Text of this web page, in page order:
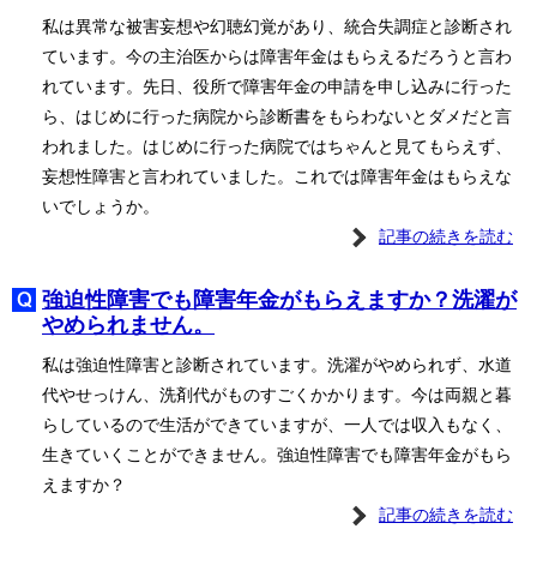
私は異常な被害妄想や幻聴幻覚があり、統合失調症と診断され
ています。今の主治医からは障害年金はもらえるだろうと言わ
れています。先日、役所で障害年金の申請を申し込みに行った
ら、はじめに行った病院から診断書をもらわないとダメだと言
われました。はじめに行った病院ではちゃんと見てもらえず、
妄想性障害と言われていました。これでは障害年金はもらえな
いでしょうか。
記事の続きを読む
強迫性障害でも障害年金がもらえますか？洗濯が
やめられません。
私は強迫性障害と診断されています。洗濯がやめられず、水道
代やせっけん、洗剤代がものすごくかかります。今は両親と暮
らしているので生活ができていますが、一人では収入もなく、
生きていくことができません。強迫性障害でも障害年金がもら
えますか？
記事の続きを読む